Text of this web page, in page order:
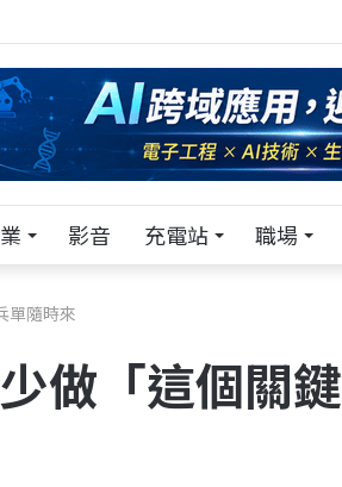
!
影音 充電站 職場
單隨時來
做「這個關鍵